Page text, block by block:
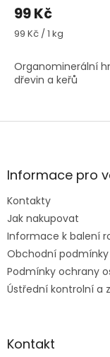
99 Kč
Měrná
99 Kč / 1 kg
Organominerální
dřevin a keřů
Z
aInformace pro
Kontakty
Jak nakupovat
Informace k balení
Obchodní podmínky
Podmínky ochrany
Ústřední kontrolní a
Kontakt